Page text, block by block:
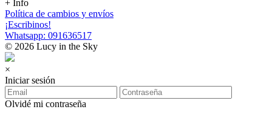
+ Info
Política de cambios y envíos
¡Escribinos!
Whatsapp: 091636517
© 2026 Lucy in the Sky
×
Iniciar sesión
Olvidé mi contraseña